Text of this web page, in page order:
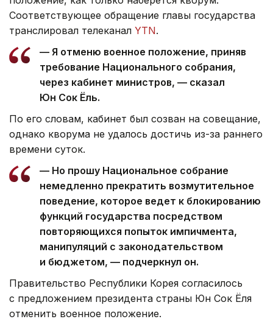
Соответствующее обращение главы государства
транслировал телеканал YTN.
— Я отменю военное положение, приняв
требование Национального собрания,
через кабинет министров, — сказал
Юн Сок Ёль.
По его словам, кабинет был созван на совещание,
однако кворума не удалось достичь из-за раннего
времени суток.
— Но прошу Национальное собрание
немедленно прекратить возмутительное
поведение, которое ведет к блокированию
функций государства посредством
повторяющихся попыток импичмента,
манипуляций с законодательством
и бюджетом, — подчеркнул он.
Правительство Республики Корея согласилось
с предложением президента страны Юн Сок Ёля
отменить военное положение.